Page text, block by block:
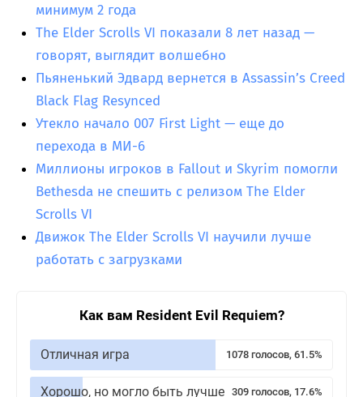
минимум 2 года
The Elder Scrolls VI показали 8 лет назад —
говорят, выглядит волшебно
Пьяненький Эдвард вернется в Assassin’s Creed
Black Flag Resynced
Утекло начало 007 First Light — еще до
перехода в МИ-6
Миллионы игроков в Fallout и Skyrim помогли
Bethesda не спешить с релизом The Elder
Scrolls VI
Движок The Elder Scrolls VI научили лучше
работать с загрузками
Как вам Resident Evil Requiem?
Отличная игра 1078 голосов, 61.5%
Хорошо, но могло быть лучше 309 голосов, 17.6%